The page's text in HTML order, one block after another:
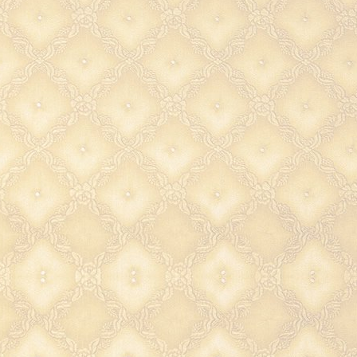
помощью
крючка
"Чайник"вы не будете
поиски драгоценное
итальянская ключница– это
красиво.
Ключница настенная из
"Чайник"
может стать
подарком на
презент понравится
исключения.
Крючок
избавит от суетливых
ключей.